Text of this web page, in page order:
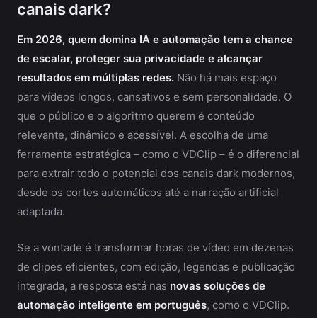
canais dark?
Em 2026, quem domina IA e automação tem a chance
de escalar, proteger sua privacidade e alcançar
resultados em múltiplas redes. Não há mais espaço
para vídeos longos, cansativos e sem personalidade. O
que o público e o algoritmo querem é conteúdo
relevante, dinâmico e acessível. A escolha de uma
ferramenta estratégica – como o VDClip – é o diferencial
para extrair todo o potencial dos canais dark modernos,
desde os cortes automáticos até a narração artificial
adaptada.
Se a vontade é transformar horas de vídeo em dezenas
de clipes eficientes, com edição, legendas e publicação
integrada, a resposta está nas novas soluções de
automação inteligente em português, como o VDClip.